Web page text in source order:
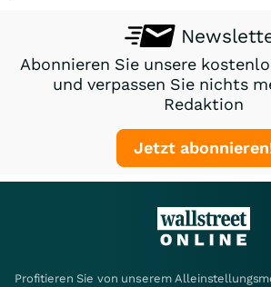
Abonnieren Sie unsere
und verpassen Sie nichts
Redaktion
Jetzt
Profitieren Sie von unserem